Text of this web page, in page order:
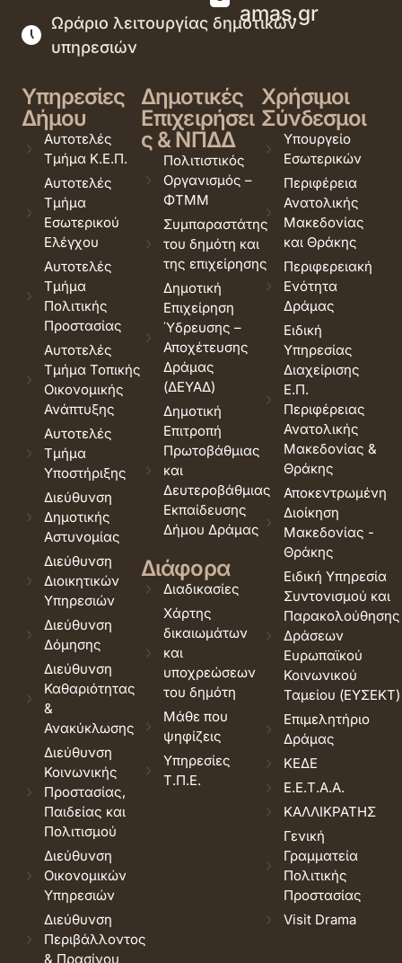
amas.gr
Ωράριο λειτουργίας δημοτικών
υπηρεσιών
Υπηρεσίες
Δήμου
Αυτοτελές
Τμήμα Κ.Ε.Π.
Αυτοτελές
Τμήμα
Εσωτερικού
Ελέγχου
Αυτοτελές
Τμήμα
Πολιτικής
Προστασίας
Αυτοτελές
Τμήμα Τοπικής
Οικονομικής
Ανάπτυξης
Αυτοτελές
Τμήμα
Υποστήριξης
Διεύθυνση
Δημοτικής
Αστυνομίας
Διεύθυνση
Διοικητικών
Υπηρεσιών
Διεύθυνση
Δόμησης
Διεύθυνση
Καθαριότητας
&
Ανακύκλωσης
Διεύθυνση
Κοινωνικής
Προστασίας,
Παιδείας και
Πολιτισμού
Διεύθυνση
Οικονομικών
Υπηρεσιών
Διεύθυνση
Περιβάλλοντος
& Πρασίνου
Δημοτικές
Επιχειρήσει
ς & ΝΠΔΔ
Πολιτιστικός
Οργανισμός –
ΦΤΜΜ
Συμπαραστάτης
του δημότη και
της επιχείρησης
Δημοτική
Επιχείρηση
Ύδρευσης –
Αποχέτευσης
Δράμας
(ΔΕΥΑΔ)
Δημοτική
Επιτροπή
Πρωτοβάθμιας
και
Δευτεροβάθμιας
Εκπαίδευσης
Δήμου Δράμας
Διάφορα
Διαδικασίες
Χάρτης
δικαιωμάτων
και
υποχρεώσεων
του δημότη
Μάθε που
ψηφίζεις
Υπηρεσίες
Τ.Π.Ε.
Χρήσιμοι
Σύνδεσμοι
Υπουργείο
Εσωτερικών
Περιφέρεια
Ανατολικής
Μακεδονίας
και Θράκης
Περιφερειακή
Ενότητα
Δράμας
Ειδική
Υπηρεσίας
Διαχείρισης
Ε.Π.
Περιφέρειας
Ανατολικής
Μακεδονίας &
Θράκης
Αποκεντρωμένη
Διοίκηση
Μακεδονίας -
Θράκης
Ειδική Υπηρεσία
Συντονισμού και
Παρακολούθησης
Δράσεων
Ευρωπαϊκού
Κοινωνικού
Ταμείου (ΕΥΣΕΚΤ)
Επιμελητήριο
Δράμας
ΚΕΔΕ
Ε.Ε.Τ.Α.Α.
ΚΑΛΛΙΚΡΑΤΗΣ
Γενική
Γραμματεία
Πολιτικής
Προστασίας
Visit Drama